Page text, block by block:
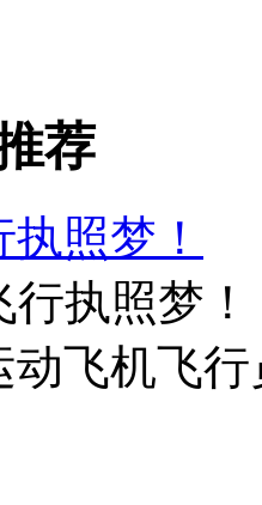
荐
照梦！
行执照梦
动飞机飞行